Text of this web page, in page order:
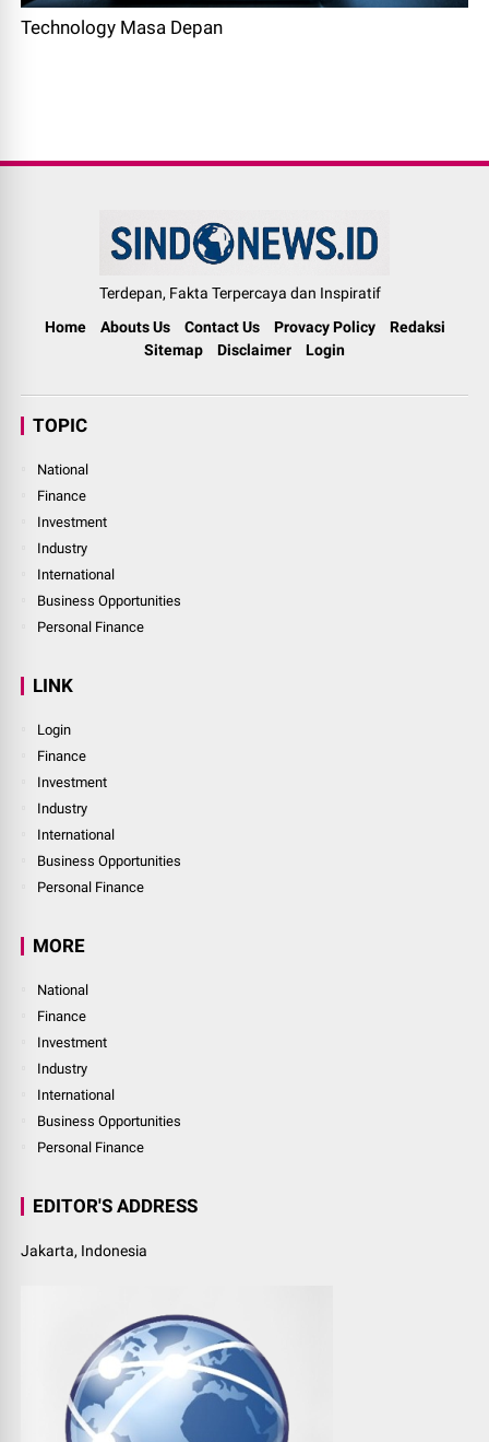
Technology Masa Depan
Terdepan, Fakta Terpercaya dan Inspiratif
Home
Abouts Us Contact Us Provacy Policy
Redaksi
Sitemap
Disclaimer Login
TOPIC
National
Finance
Investment
Industry
International
Business Opportunities
Personal Finance
LINK
Login
Finance
Investment
Industry
International
Business Opportunities
Personal Finance
MORE
National
Finance
Investment
Industry
International
Business Opportunities
Personal Finance
EDITOR'S ADDRESS
Jakarta, Indonesia